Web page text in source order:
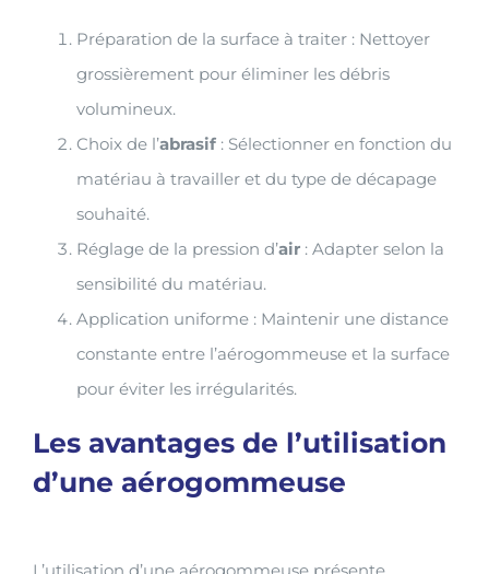
Préparation de la surface à traiter : Nettoyer
grossièrement pour éliminer les débris
volumineux.
Choix de l’abrasif : Sélectionner en fonction du
matériau à travailler et du type de décapage
souhaité.
Réglage de la pression d’air : Adapter selon la
sensibilité du matériau.
Application uniforme : Maintenir une distance
constante entre l’aérogommeuse et la surface
pour éviter les irrégularités.
Les avantages de l’utilisation
d’une aérogommeuse